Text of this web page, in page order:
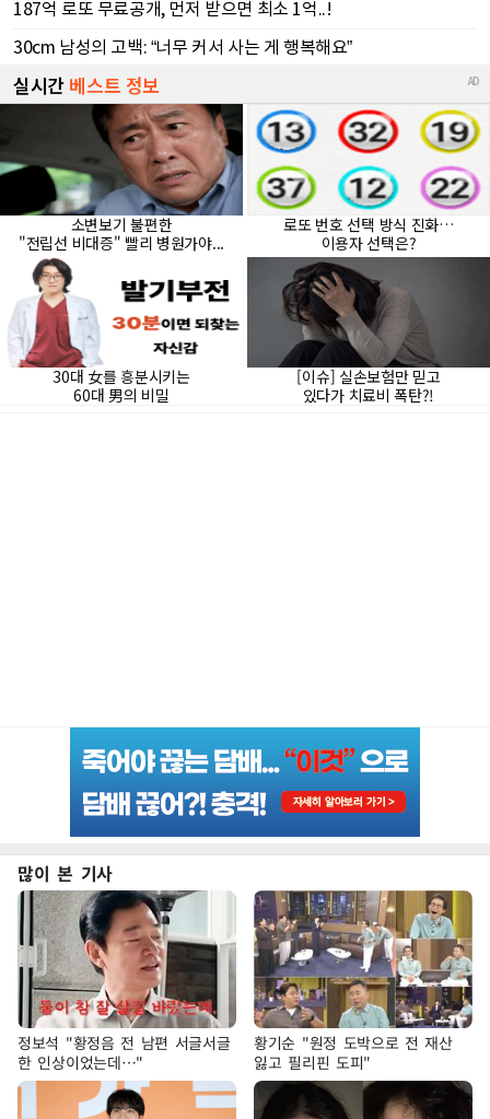
많이 본 기사
정보석 "황정음 전 남편 서글서글
한 인상이었는데…"
황기순 "원정 도박으로 전 재산
잃고 필리핀 도피"